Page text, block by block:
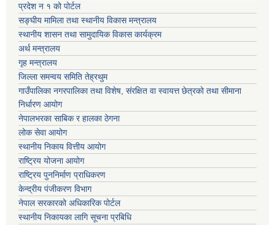
प्रदेश न‌‍ १ को पोर्टल
सङ्घीय मामिला तथा स्थानीय विकास मन्त्रालय
स्थानीय शासन तथा सामुदायिक विकास कार्यक्रम
अर्थ मन्त्रालय
गृह मन्त्रालय
जिल्ला समन्वय समिति तेह्रथुम
गाउँपालिका नगरपालिका तथा विशेष, संरक्षित वा स्वायत्त छेत्रको तथा सीमाना
निर्धारण आयोग
नेपालभरका साबिक र हालका ठेगना
लोक सेवा आयोग
स्थानीय निकाय वित्तीय आयोग
राष्ट्रिय योजना आयोग
राष्ट्रिय पुननिर्माण प्राधिकरण
केन्द्रीय पंजीकरण विभाग
नेपाल सरकारको अधिकारिक पोर्टल
स्थानीय निकायका लागि सूचना प्रबिधि